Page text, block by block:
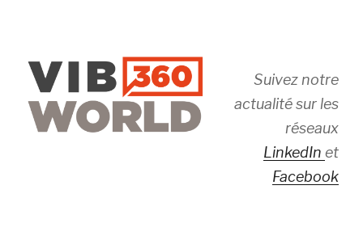
Suivez notre
actualité sur les
réseaux
LinkedIn et
Facebook